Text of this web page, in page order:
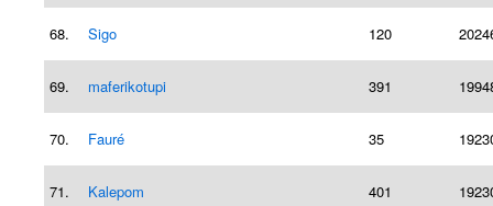
68. Sigo 120
69. maferikotupi 391
70. Fauré 35
71. Kalepom 401